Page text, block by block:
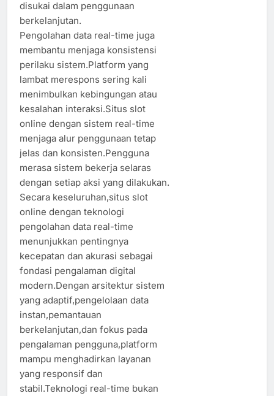
disukai dalam penggunaan
berkelanjutan.
Pengolahan data real-time juga
membantu menjaga konsistensi
perilaku sistem.Platform yang
lambat merespons sering kali
menimbulkan kebingungan atau
kesalahan interaksi.Situs slot
online dengan sistem real-time
menjaga alur penggunaan tetap
jelas dan konsisten.Pengguna
merasa sistem bekerja selaras
dengan setiap aksi yang dilakukan.
Secara keseluruhan,situs slot
online dengan teknologi
pengolahan data real-time
menunjukkan pentingnya
kecepatan dan akurasi sebagai
fondasi pengalaman digital
modern.Dengan arsitektur sistem
yang adaptif,pengelolaan data
instan,pemantauan
berkelanjutan,dan fokus pada
pengalaman pengguna,platform
mampu menghadirkan layanan
yang responsif dan
stabil.Teknologi real-time bukan